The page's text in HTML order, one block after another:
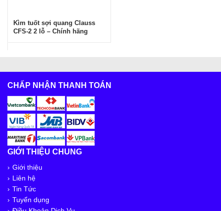
Kìm tuốt sợi quang Clauss
CFS-2 2 lỗ – Chính hãng
CHẤP NHẬN THANH TOÁN
GIỚI THIỆU CHUNG
Giới thiệu
Liên hệ
Tin Tức
Tuyển dụng